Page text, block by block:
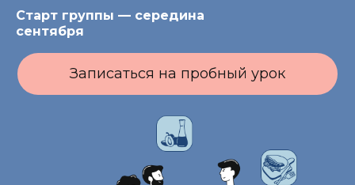
Старт группы — середина
сентября
Записаться на пробный урок